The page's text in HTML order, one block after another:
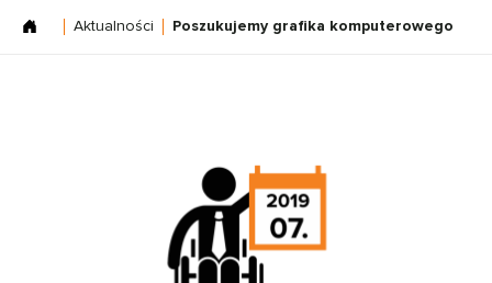
Aktualności Poszukujemy grafika komputerowego